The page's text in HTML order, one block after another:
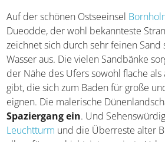
Sehenswürdigkeiten in Kopenhagen
10. Dueodde Strand
Auf der schönen Ostseeinsel
von Dueodde, der wohl bekannteste
Er zeichnet sich durch sehr feinen
sauberes Wasser aus. Die vielen
dass es in der Nähe des Ufers sowohl
tiefere Stellen gibt, die sich zum